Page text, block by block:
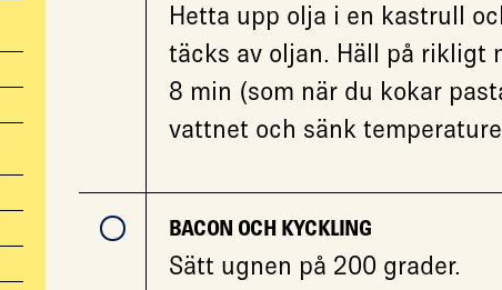
Hetta upp olja i en kastrull
täcks av oljan. Häll på rikligt
8 min (som när du kokar
vattnet och sänk
BACON OCH KYCKLING
Sätt ugnen på 200 grader.